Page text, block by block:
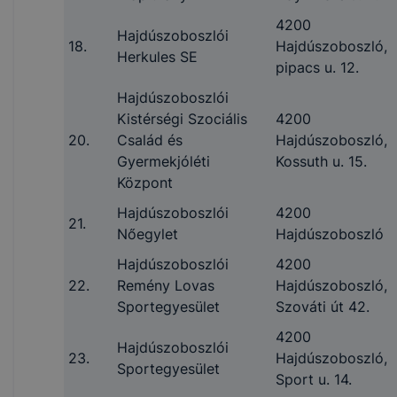
18.
Hajdúszoboszlói
Herkules SE
4200
Hajdúszoboszló,
pipacs u. 12.
20.
Hajdúszoboszlói
Kistérségi Szociális
Család és
Gyermekjóléti
Központ
4200
Hajdúszoboszló,
Kossuth u. 15.
21.
Hajdúszoboszlói
Nőegylet
4200
Hajdúszoboszló
22.
Hajdúszoboszlói
Remény Lovas
Sportegyesület
4200
Hajdúszoboszló,
Szováti út 42.
23.
Hajdúszoboszlói
Sportegyesület
4200
Hajdúszoboszló,
Sport u. 14.